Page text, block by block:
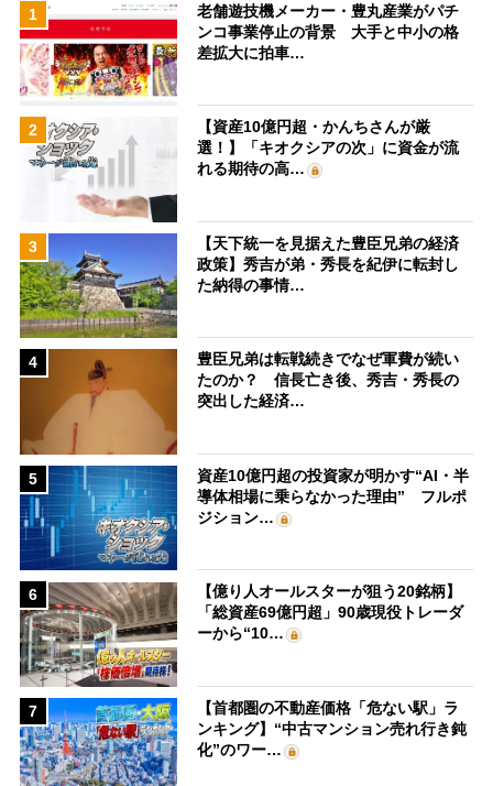
1
老舗遊技機メーカー・豊丸産業がパチ
ンコ事業停止の背景 大手と中小の格
差拡大に拍車…
2
【資産10億円超・かんちさんが厳
選！】「キオクシアの次」に資金が流
れる期待の高…
3
【天下統一を見据えた豊臣兄弟の経済
政策】秀吉が弟・秀長を紀伊に転封し
た納得の事情…
4
豊臣兄弟は転戦続きでなぜ軍費が続い
たのか？ 信長亡き後、秀吉・秀長の
突出した経済…
5
資産10億円超の投資家が明かす“AI・半
導体相場に乗らなかった理由” フルポ
ジション…
6
【億り人オールスターが狙う20銘柄】
「総資産69億円超」90歳現役トレーダ
ーから“10…
7
【首都圏の不動産価格「危ない駅」ラ
ンキング】“中古マンション売れ行き鈍
化”のワー…